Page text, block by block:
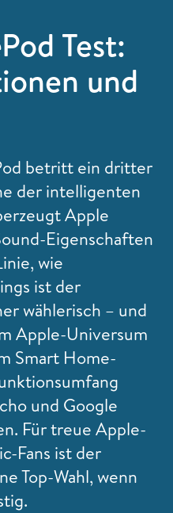
Test:
und
betritt ein dritter
der intelligenten
Apple
Eigenschaften
wie
ist der
wählerisch – und
Apple-Universum
Smart Home-
und Google
Für treue Apple-
Fans ist der
Top-Wahl, wenn